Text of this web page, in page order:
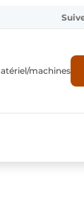
machines